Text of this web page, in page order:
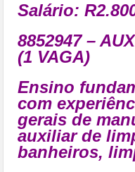
Salário:
8852947 –
(1 VAGA)
Ensino
com
gerais de
auxiliar de
banheiros,